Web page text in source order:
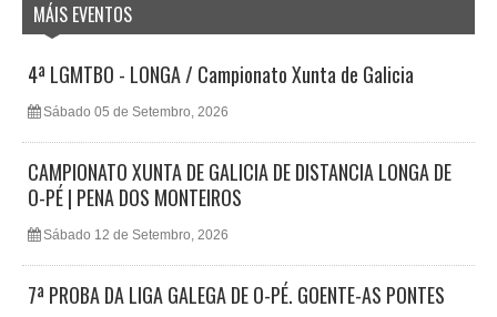
MÁIS EVENTOS
4ª LGMTBO - LONGA / Campionato Xunta de Galicia
Sábado 05 de Setembro, 2026
CAMPIONATO XUNTA DE GALICIA DE DISTANCIA LONGA DE
O-PÉ | PENA DOS MONTEIROS
Sábado 12 de Setembro, 2026
7ª PROBA DA LIGA GALEGA DE O-PÉ. GOENTE-AS PONTES